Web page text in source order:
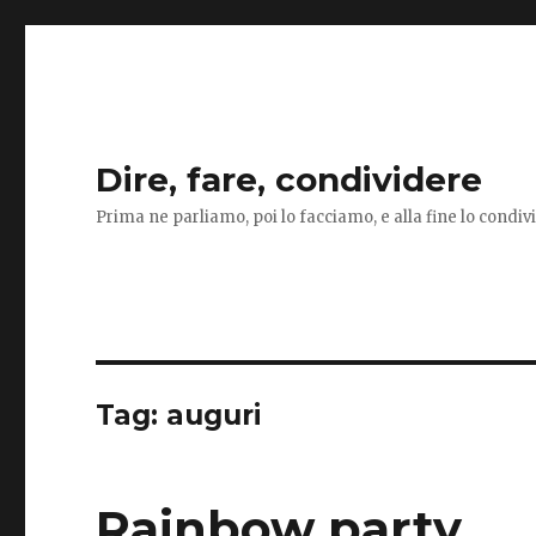
Dire, fare, condividere
Prima ne parliamo, poi lo facciamo, e alla fine lo
Tag: auguri